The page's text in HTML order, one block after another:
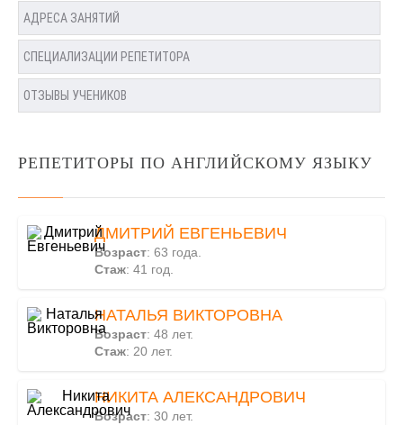
АДРЕСА ЗАНЯТИЙ
СПЕЦИАЛИЗАЦИИ РЕПЕТИТОРА
ОТЗЫВЫ УЧЕНИКОВ
РЕПЕТИТОРЫ ПО АНГЛИЙСКОМУ ЯЗЫКУ
ДМИТРИЙ ЕВГЕНЬЕВИЧ
Возраст: 63 года.
Стаж: 41 год.
НАТАЛЬЯ ВИКТОРОВНА
Возраст: 48 лет.
Стаж: 20 лет.
НИКИТА АЛЕКСАНДРОВИЧ
Возраст: 30 лет.